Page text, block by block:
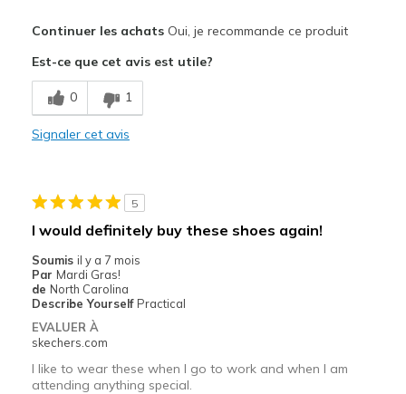
View On Shoes
Shoes are for Wearing
Durable
Stylish
Going Out
Width
Sizing
View On Shoes
I'm Into Shoes
Continuer les achatsOui, je recommande ce produit
Est-ce que cet avis est utile?
0 1
Signaler cet avis
5
I would definitely buy these shoes again!
Soumis il y a 7 mois
Par Mardi Gras!
de North Carolina
Describe Yourself Practical
EVALUER À
skechers.com
I like to wear these when I go to work and when I am
attending anything special.